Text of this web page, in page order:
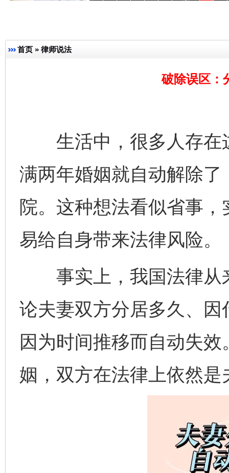
首页 » 律师说法
破除误区：
生活中，很多人存在
满两年婚姻就自动解除
院。这种想法看似省事
易给自身带来法律风险。
事实上，我国法律从
论夫妻双方分居多久、
因为时间推移而自动失
姻，双方在法律上依然是